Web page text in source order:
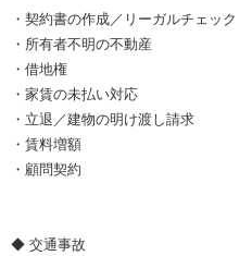
・契約書の作成／リーガルチェック
・所有者不明の不動産
・借地権
・家賃の未払い対応
・立退／建物の明け渡し請求
・賃料増額
・顧問契約
◆ 交通事故